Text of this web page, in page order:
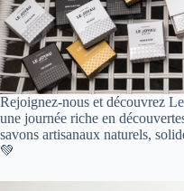
Rejoignez-nous et découvrez Le
une journée riche en
savons artisanaux naturels,
💚